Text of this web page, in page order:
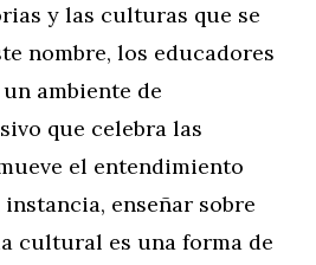
y las culturas que se
nombre, los educadores
ambiente de
que celebra las
el entendimiento
enseñar sobre
cultural es una forma de